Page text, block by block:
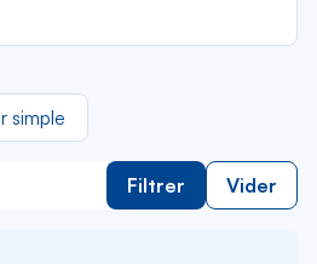
simple
Filtrer Vider